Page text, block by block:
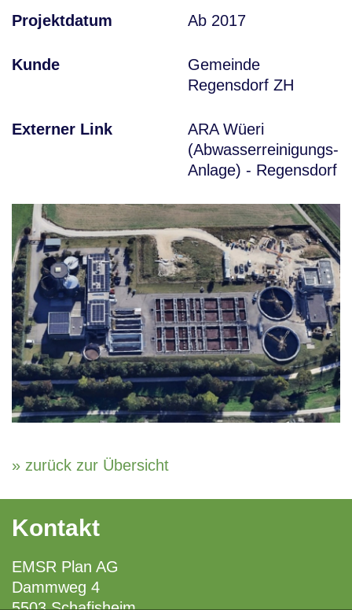
Projektdatum Ab 2017
Kunde
Gemeinde
Regensdorf ZH
Externer Link
ARA Wüeri
(Abwasserreinigungs-
Anlage) - Regensdorf
» zurück zur Übersicht
Kontakt
EMSR Plan AG
Dammweg 4